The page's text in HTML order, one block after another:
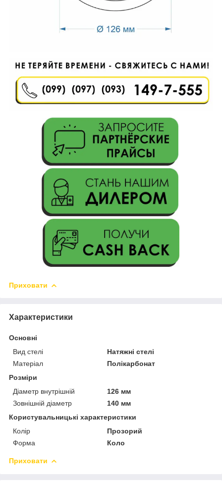
Приховати
Характеристики
Основні
Вид стелі
Натяжні стелі
Матеріал
Полікарбонат
Розміри
Діаметр внутрішній
126 мм
Зовнішній діаметр
140 мм
Користувальницькі характеристики
Колір
Прозорий
Форма
Коло
Приховати